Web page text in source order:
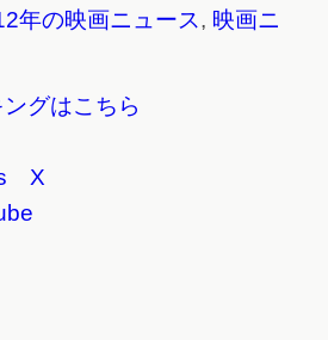
年の映画ニュース, 映画ニ
グはこちら
X